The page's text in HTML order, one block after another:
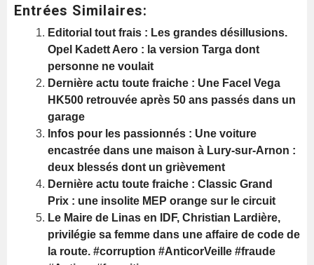
Entrées Similaires:
Editorial tout frais : Les grandes désillusions.
Opel Kadett Aero : la version Targa dont
personne ne voulait
Dernière actu toute fraiche : Une Facel Vega
HK500 retrouvée après 50 ans passés dans un
garage
Infos pour les passionnés : Une voiture
encastrée dans une maison à Lury-sur-Arnon :
deux blessés dont un grièvement
Dernière actu toute fraiche : Classic Grand
Prix : une insolite MEP orange sur le circuit
Le Maire de Linas en IDF, Christian Lardière,
privilégie sa femme dans une affaire de code de
la route. #corruption #AnticorVeille #fraude